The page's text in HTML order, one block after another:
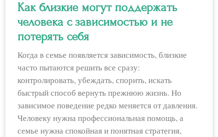
Как близкие могут поддержать
человека с зависимостью и не
потерять себя
Когда в семье появляется зависимость, близкие
часто пытаются решить все сразу:
контролировать, убеждать, спорить, искать
быстрый способ вернуть прежнюю жизнь. Но
зависимое поведение редко меняется от давления.
Человеку нужна профессиональная помощь, а
семье нужна спокойная и понятная стратегия,